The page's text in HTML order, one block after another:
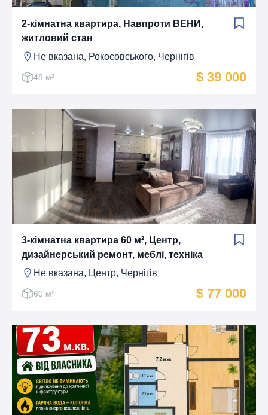
2-кімнатна квартира, Навпроти ВЕНИ,
житловий стан
Не вказана, Рокосовського, Чернігів
48 м² $ 39 000
3-кімнатна квартира 60 м², Центр,
дизайнерський ремонт, меблі, техніка
Не вказана, Центр, Чернігів
60 м² $ 77 000